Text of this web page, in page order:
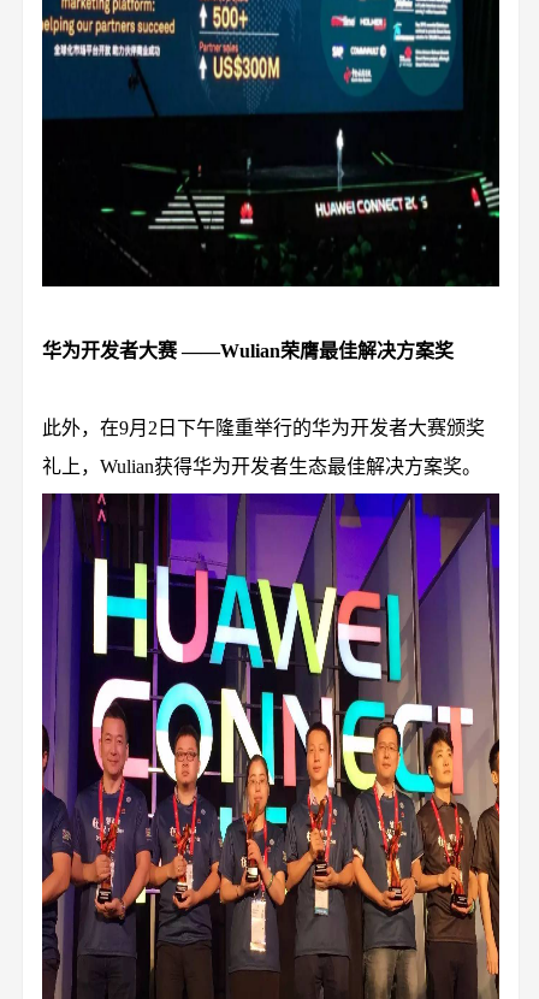
华为开发者大赛 ——Wulian荣膺最佳解决方案奖
此外，在9月2日下午隆重举行的华为开发者大赛颁奖
礼上，Wulian获得华为开发者生态最佳解决方案奖。